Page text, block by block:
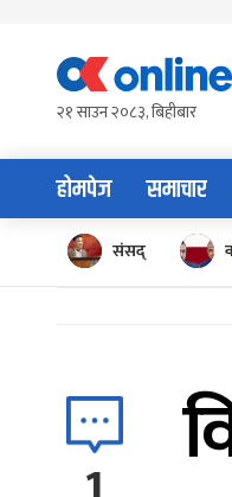
content२१ साउन २०८३, बिहीबार
होमपेज समाचार
संसद्